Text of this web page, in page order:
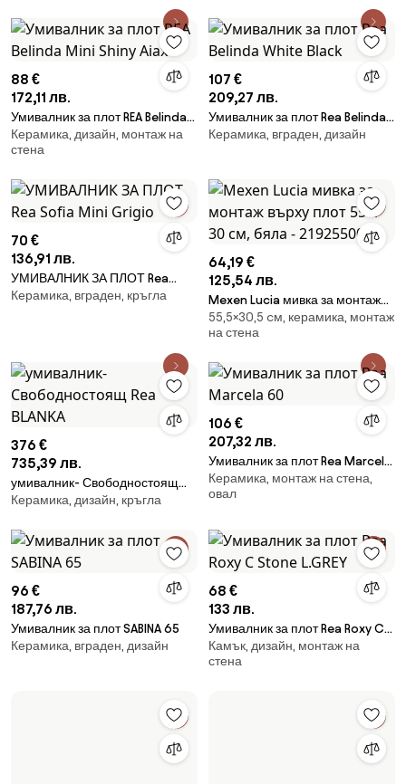
88 €
172,11 лв.
Умивалник за плот REA Belinda
Mini Shiny Aiax
Керамика, дизайн, монтаж на
стена
107 €
209,27 лв.
Умивалник за плот Rea Belinda
White Black
Керамика, вграден, дизайн
70 €
136,91 лв.
УМИВАЛНИК ЗА ПЛОТ Rea
Sofia Mini Grigio
Керамика, вграден, кръгла
64,19 €
125,54 лв.
Mexen Lucia мивка за монтаж
върху плот 55 x 30 см, бяла -
21925500
55,5×30,5 cм, керамика, монтаж
на стена
376 €
735,39 лв.
умивалник- Свободностоящ
Rea BLANKA
Керамика, дизайн, кръгла
106 €
207,32 лв.
Умивалник за плот Rea Marcela
60
Керамика, монтаж на стена,
овал
96 €
187,76 лв.
Умивалник за плот SABINA 65
Керамика, вграден, дизайн
68 €
133 лв.
Умивалник за плот Rea Roxy C
Stone L.GREY
Камък, дизайн, монтаж на
стена